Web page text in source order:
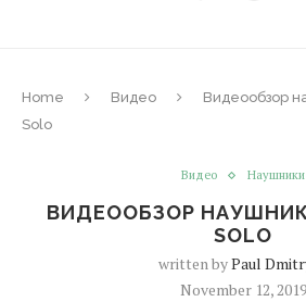
Home Видео
Видеообзор
Solo
Видео Наушники
ВИДЕООБЗОР
SOLO
written byPaul
November 12, 2019